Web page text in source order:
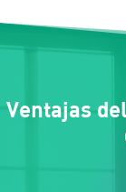
Ventajas